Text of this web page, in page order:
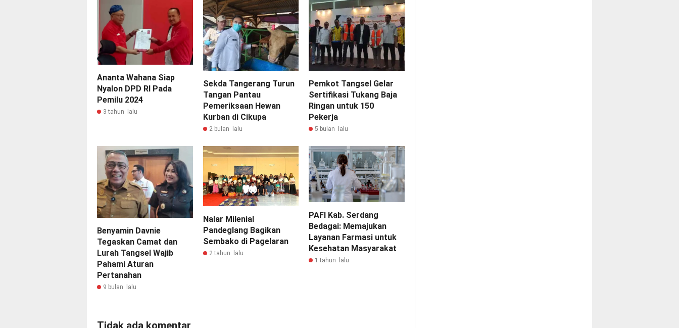
Ananta Wahana Siap
Nyalon DPD RI Pada
Pemilu 2024
3 tahun lalu
Sekda Tangerang Turun
Tangan Pantau
Pemeriksaan Hewan
Kurban di Cikupa
2 bulan lalu
Pemkot Tangsel Gelar
Sertifikasi Tukang Baja
Ringan untuk 150
Pekerja
5 bulan lalu
Benyamin Davnie
Tegaskan Camat dan
Lurah Tangsel Wajib
Pahami Aturan
Pertanahan
9 bulan lalu
Nalar Milenial
Pandeglang Bagikan
Sembako di Pagelaran
2 tahun lalu
PAFI Kab. Serdang
Bedagai: Memajukan
Layanan Farmasi untuk
Kesehatan Masyarakat
1 tahun lalu
Tidak ada komentar